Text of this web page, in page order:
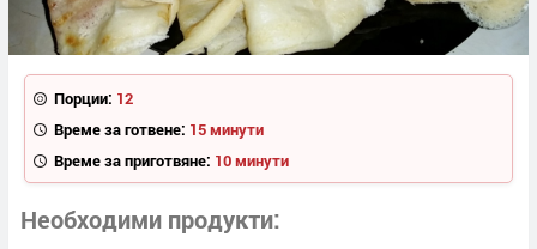
Порции: 12
Време за готвене: 15 минути
Време за приготвяне: 10 минути
Необходими продукти